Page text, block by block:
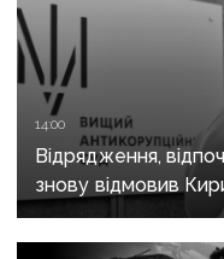
14:00
Відрядження,
знову відмовив